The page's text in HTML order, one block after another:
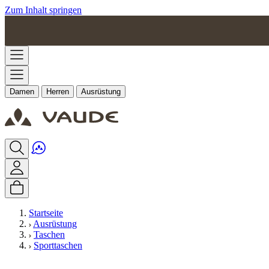
Zum Inhalt springen
Damen Herren Ausrüstung
Startseite
Ausrüstung
Taschen
Sporttaschen